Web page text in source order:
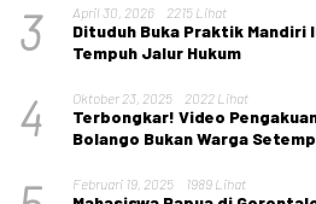
3 April 30, 2026 2215 Lihat
Dituduh Buka Praktik Mandiri
Tempuh Jalur Hukum
4 Oktober 23, 2025 2022 Lihat
Terbongkar! Video
Bolango Bukan Warga
Februari 19, 2025 1989 Lihat